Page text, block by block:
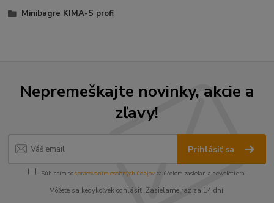
Minibagre KIMA-S profi
Nepremeškajte novinky, akcie a
zľavy!
Prihlásiť sa
Súhlasím sospracovaním osobných údajov za účelom zasielania newslettera.
Môžete sa kedykoľvek odhlásiť. Zasielame raz za 14 dní.